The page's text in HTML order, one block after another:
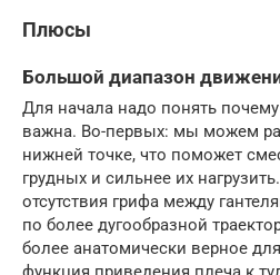
Плюсы
Большой диапазон
Для начала надо понять
важна. Во-первых: мы можем
нижней точке, что поможет
грудных и сильнее их
отсутствия грифа между
по более дугообразной
более анатомически верное